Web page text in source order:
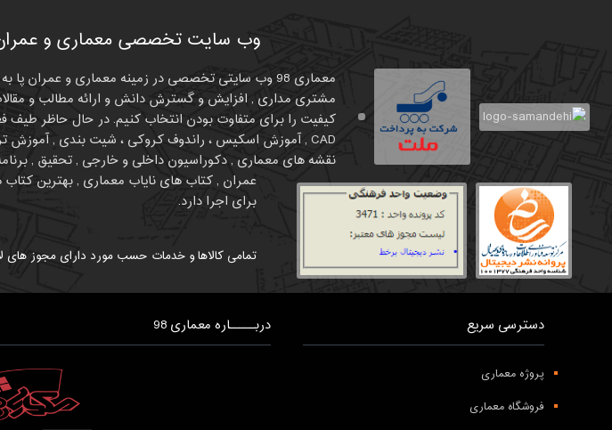
وب سایت تخصصی معماری و عمران ,
معماری 98 وب سایتی تخصصی در زمینه معماری و
مشتری مداری , افزایش و گسترش دانش و ارائه مطالب و
نقشه های معماری , دکوراسیون داخلی و خارجی , تحقیق ,
برای اجرا دارد.
تمامی کالاها و خدمات حسب مورد دارای مجوز های
دسترسی سریع
پروژه معماری
فروشگاه معماری
دربـــــاره معماری 98